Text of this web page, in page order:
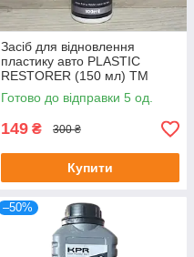
Засіб для відновлення
пластику авто PLASTIC
RESTORER (150 мл) ТМ
Tonyin
Готово до відправки 5 од.
149 ₴ 300 ₴
Купити
–50%